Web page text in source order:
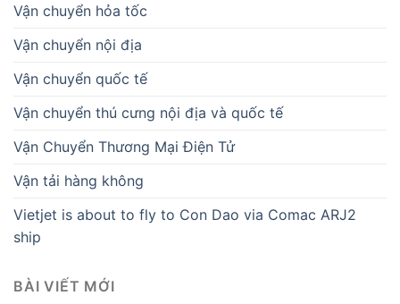
Vận chuyển hỏa tốc
Vận chuyển nội địa
Vận chuyển quốc tế
Vận chuyển thú cưng nội địa và quốc tế
Vận Chuyển Thương Mại Điện Tử
Vận tải hàng không
Vietjet is about to fly to Con Dao via Comac ARJ2
ship
BÀI VIẾT MỚI